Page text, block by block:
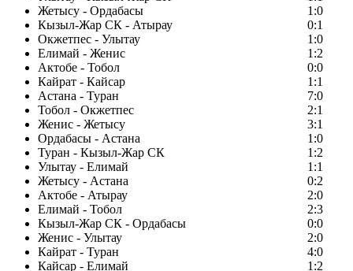
Жетысу - Ордабасы
1:0
Кызыл-Жар СК - Атырау
0:1
Окжетпес - Улытау
1:0
Елимай - Женис
1:2
Актобе - Тобол
0:0
Кайрат - Кайсар
1:1
Астана - Туран
7:0
Тобол - Окжетпес
2:1
Женис - Жетысу
3:1
Ордабасы - Астана
1:0
Туран - Кызыл-Жар СК
1:2
Улытау - Елимай
1:1
Жетысу - Астана
0:2
Актобе - Атырау
2:0
Елимай - Тобол
2:3
Кызыл-Жар СК - Ордабасы
0:0
Женис - Улытау
2:0
Кайрат - Туран
4:0
Кайсар - Елимай
1:2